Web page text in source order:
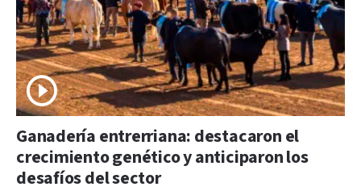
Ganadería entrerriana: destacaron el
crecimiento genético y anticiparon los
desafíos del sector